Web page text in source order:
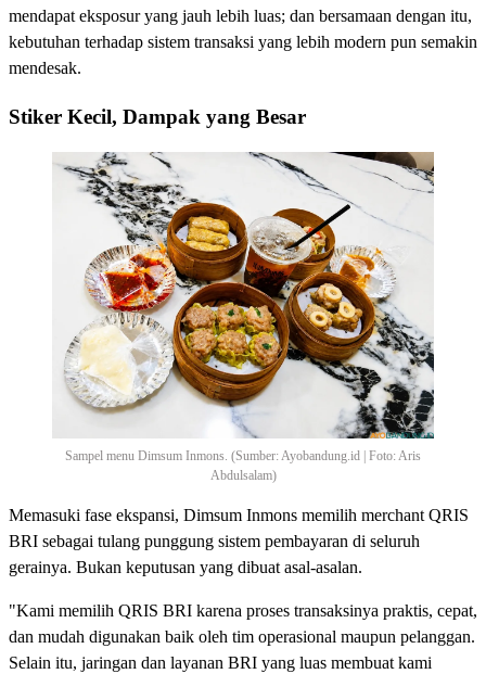
mendapat eksposur yang jauh lebih luas; dan bersamaan dengan itu,
kebutuhan terhadap sistem transaksi yang lebih modern pun semakin
mendesak.
Stiker Kecil, Dampak yang Besar
Sampel menu Dimsum Inmons. (Sumber: Ayobandung.id | Foto: Aris
Abdulsalam)
Memasuki fase ekspansi, Dimsum Inmons memilih merchant QRIS
BRI sebagai tulang punggung sistem pembayaran di seluruh
gerainya. Bukan keputusan yang dibuat asal-asalan.
"Kami memilih QRIS BRI karena proses transaksinya praktis, cepat,
dan mudah digunakan baik oleh tim operasional maupun pelanggan.
Selain itu, jaringan dan layanan BRI yang luas membuat kami